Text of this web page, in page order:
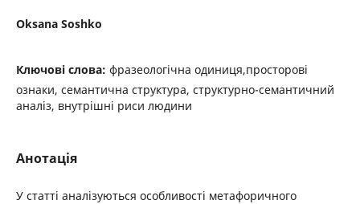
Oksana Soshko
Ключові слова: фразеологічна одиниця,просторові
ознаки, семантична структура, структурно-семантичний
аналіз, внутрішні риси людини
Анотація
У статті аналізуються особливості метафоричного